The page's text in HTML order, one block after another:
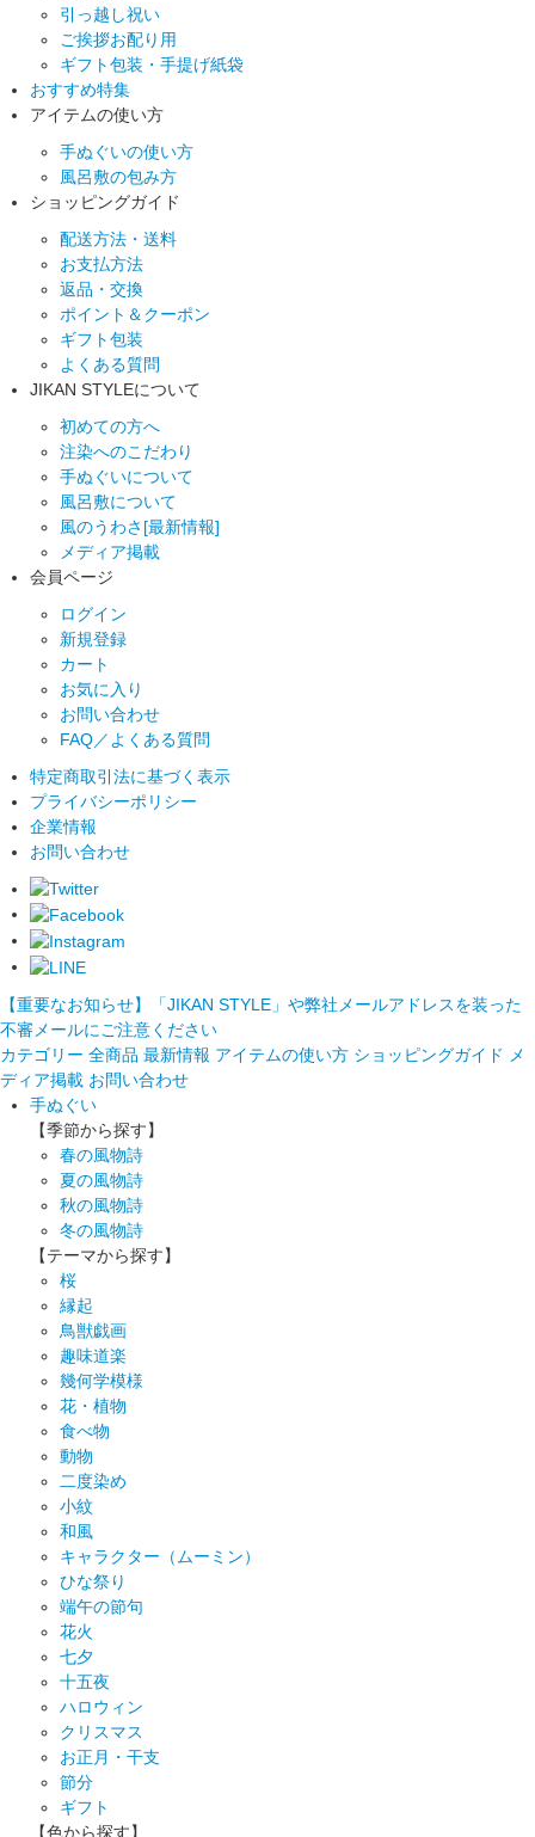
引っ越し祝い
ご挨拶お配り用
ギフト包装・手提げ紙袋
おすすめ特集
アイテムの使い方
手ぬぐいの使い方
風呂敷の包み方
ショッピングガイド
配送方法・送料
お支払方法
返品・交換
ポイント＆クーポン
ギフト包装
よくある質問
JIKAN STYLEについて
初めての方へ
注染へのこだわり
手ぬぐいについて
風呂敷について
風のうわさ[最新情報]
メディア掲載
会員ページ
ログイン
新規登録
カート
お気に入り
お問い合わせ
FAQ／よくある質問
特定商取引法に基づく表示
プライバシーポリシー
企業情報
お問い合わせ
【重要なお知らせ】「JIKAN STYLE」や弊社メールアドレスを装った
不審メールにご注意ください
カテゴリー 全商品 最新情報 アイテムの使い方 ショッピングガイド
メ
ディア掲載 お問い合わせ
手ぬぐい
【季節から探す】
春の風物詩
夏の風物詩
秋の風物詩
冬の風物詩
【テーマから探す】
桜
縁起
鳥獣戯画
趣味道楽
幾何学模様
花・植物
食べ物
動物
二度染め
小紋
和風
キャラクター（ムーミン）
ひな祭り
端午の節句
花火
七夕
十五夜
ハロウィン
クリスマス
お正月・干支
節分
ギフト
【色から探す】